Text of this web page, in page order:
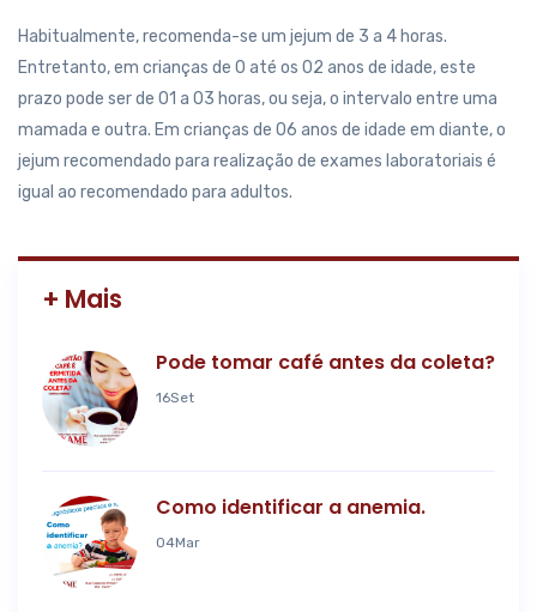
Habitualmente, recomenda-se um jejum de 3 a 4 horas.
Entretanto, em crianças de 0 até os 02 anos de idade, este
prazo pode ser de 01 a 03 horas, ou seja, o intervalo entre uma
mamada e outra. Em crianças de 06 anos de idade em diante, o
jejum recomendado para realização de exames laboratoriais é
igual ao recomendado para adultos.
+ Mais
Pode tomar café antes da coleta?
16Set
Como identificar a anemia.
04Mar